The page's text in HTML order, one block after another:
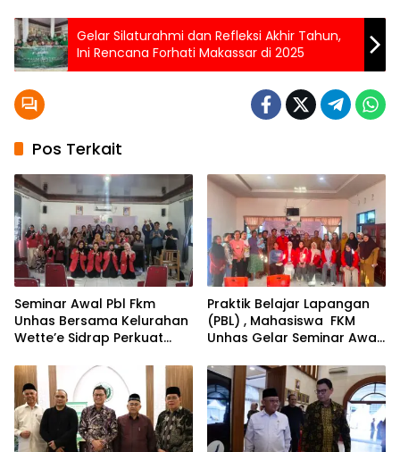
Gelar Silaturahmi dan Refleksi Akhir Tahun,
Ini Rencana Forhati Makassar di 2025
Pos Terkait
Seminar Awal Pbl Fkm
Unhas Bersama Kelurahan
Wette’e Sidrap Perkuat
Praktik Belajar Lapangan
(PBL) , Mahasiswa FKM
Unhas Gelar Seminar Awal
Data di Kelurahan
Amparita Sidrap